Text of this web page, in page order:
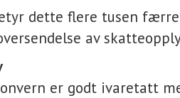
dette flere tusen
av
er godt ivaretatt